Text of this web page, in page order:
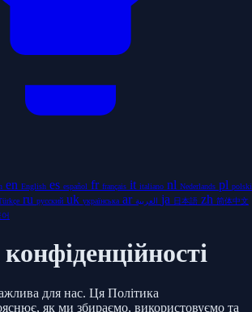
en English es español fr français it italiano nl Nederlands pl polski
ru русский uk українська ar العربية ja 日本語 zh 简体中文
для нас. Ця Політика
як ми збираємо, використовуємо та